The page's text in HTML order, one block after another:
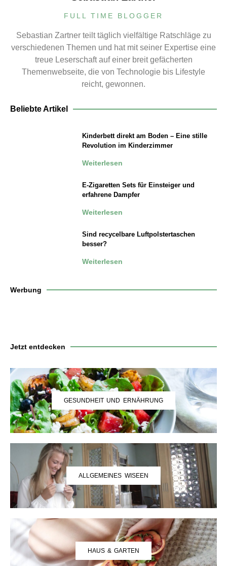
FULL TIME BLOGGER
Sebastian Zartner teilt täglich vielfältige Ratschläge zu
verschiedenen Themen und hat mit seiner Expertise eine
treue Leserschaft auf einer breit gefächerten
Themenwebseite, die von Technologie bis Lifestyle
reicht, gewonnen.
Beliebte Artikel
Kinderbett direkt am Boden – Eine stille
Revolution im Kinderzimmer
Weiterlesen
E-Zigaretten Sets für Einsteiger und
erfahrene Dampfer
Weiterlesen
Sind recycelbare Luftpolstertaschen
besser?
Weiterlesen
Werbung
Jetzt entdecken
GESUNDHEIT UND ERNÄHRUNG
ALLGEMEINES WISEEN
HAUS & GARTEN